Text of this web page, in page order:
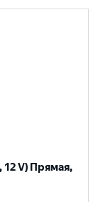
12 V) Прямая,